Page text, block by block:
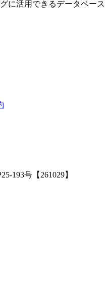
に活用できるデータベース
193号【261029】